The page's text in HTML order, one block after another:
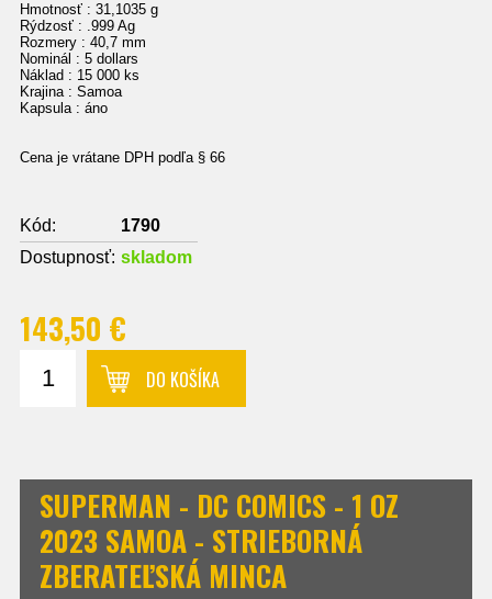
Hmotnosť : 31,1035 g
Rýdzosť : .999 Ag
Rozmery : 40,7 mm
Nominál : 5 dollars
Náklad : 15 000 ks
Krajina : Samoa
Kapsula : áno
Cena je vrátane DPH podľa § 66
Kód:
1790
Dostupnosť: skladom
143,50 €
DO KOŠÍKA
SUPERMAN - DC COMICS - 1 OZ
2023 SAMOA - STRIEBORNÁ
ZBERATEĽSKÁ MINCA